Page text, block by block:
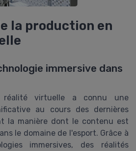
la production en
immersive dans
virtuelle a connu une
au cours des dernières
la manière dont le contenu est
le domaine de l'esport. Grâce à
immersives, des réalités